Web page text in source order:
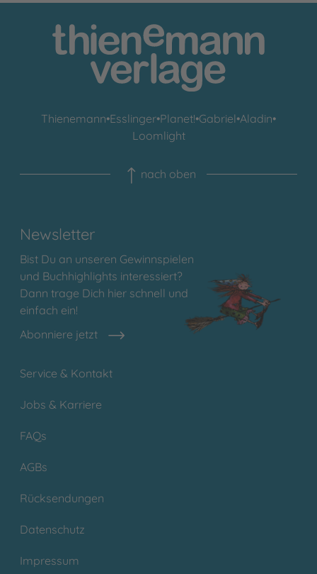
Thienemann•Esslinger•Planet!•Gabriel•Aladin•
Loomlight
nach oben
Newsletter
Bist Du an unseren Gewinnspielen
und Buchhighlights interessiert?
Dann trage Dich hier schnell und
einfach ein!
Abonniere jetzt
Service & Kontakt
Jobs & Karriere
FAQs
AGBs
Rücksendungen
Datenschutz
Impressum